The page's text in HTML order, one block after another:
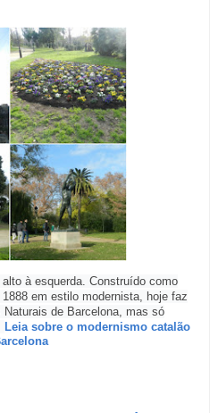
alto à esquerda. Construído como
em estilo modernista, hoje faz
de Barcelona, mas só
Leia sobre o modernismo catalão